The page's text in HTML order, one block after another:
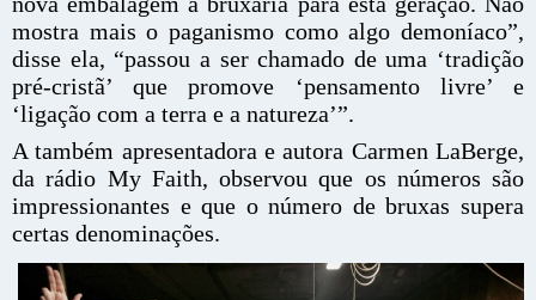
mostra mais o paganismo como algo demoníaco”,
disse ela, “passou a ser chamado de uma ‘tradição
pré-cristã’ que promove ‘pensamento livre’ e
‘ligação com a terra e a natureza’”.
A também apresentadora e autora Carmen LaBerge,
da rádio My Faith, observou que os números são
impressionantes e que o número de bruxas supera
certas denominações.